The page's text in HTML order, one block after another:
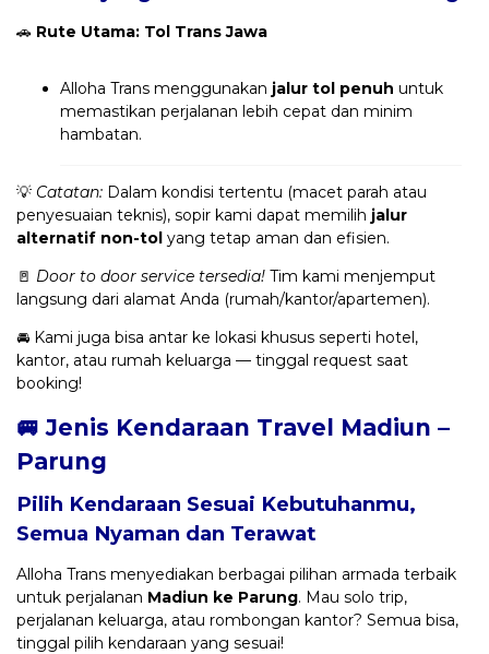
🚗 Rute Utama: Tol Trans Jawa
Alloha Trans menggunakan jalur tol penuh untuk
memastikan perjalanan lebih cepat dan minim
hambatan.
💡 Catatan: Dalam kondisi tertentu (macet parah atau
penyesuaian teknis), sopir kami dapat memilih jalur
alternatif non-tol yang tetap aman dan efisien.
🚪 Door to door service tersedia! Tim kami menjemput
langsung dari alamat Anda (rumah/kantor/apartemen).
🚘 Kami juga bisa antar ke lokasi khusus seperti hotel,
kantor, atau rumah keluarga — tinggal request saat
booking!
🚐 Jenis Kendaraan Travel Madiun –
Parung
Pilih Kendaraan Sesuai Kebutuhanmu,
Semua Nyaman dan Terawat
Alloha Trans menyediakan berbagai pilihan armada terbaik
untuk perjalanan Madiun ke Parung. Mau solo trip,
perjalanan keluarga, atau rombongan kantor? Semua bisa,
tinggal pilih kendaraan yang sesuai!